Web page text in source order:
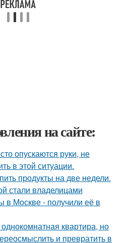
на сайте:
опускаются руки, не
в этой ситуации.
продукты на две недели.
стали владелицами
в Москве - получили её в
квартира, но
и превратить в